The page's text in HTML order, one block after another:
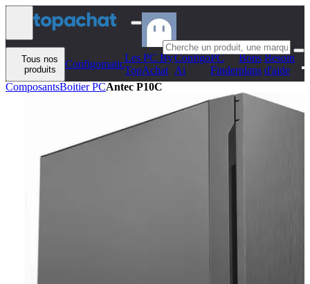
Aller au contenu
Tous nos
produits
Configomatic
Les PC By
TopAchat
Configo
Ai
PC
Finder
Bons
plans
Besoin
d'aide
ComposantsBoitier PCAntec P10C